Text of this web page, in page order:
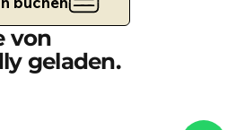
externe
von
geladen.